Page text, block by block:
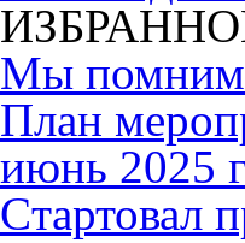
Мы помним:
План
июнь 2025
Cтартовал